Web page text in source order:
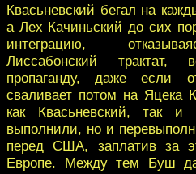
Квасьневский бегал на
а Лех Качиньский до сих
интеграцию,
Лиссабонский трактат,
пропаганду, даже если
сваливает потом на Яцека
как Квасьневский, так и
выполнили, но и
перед США, заплатив за
Европе. Между тем Буш